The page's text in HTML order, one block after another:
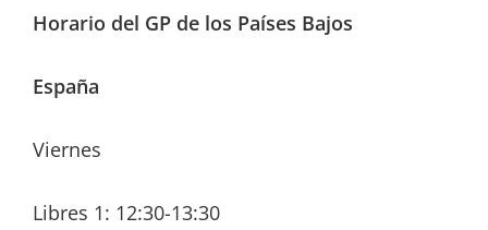
Horario del GP de los Países Bajos
España
Viernes
Libres 1: 12:30-13:30